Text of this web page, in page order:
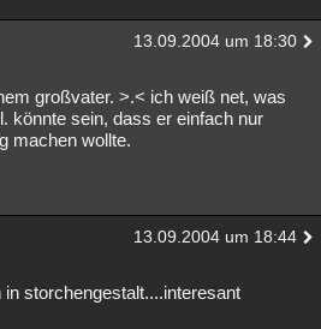
13.09.2004 um 18:30
großvater. >.< ich weiß net, was
könnte sein, dass er einfach nur
machen wollte.
13.09.2004 um 18:44
storchengestalt....interesant